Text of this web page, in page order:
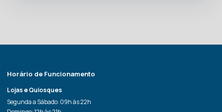
Horário de Funcionamento
Lojas e Quiosques
Segunda a Sábado: 09h às 22h